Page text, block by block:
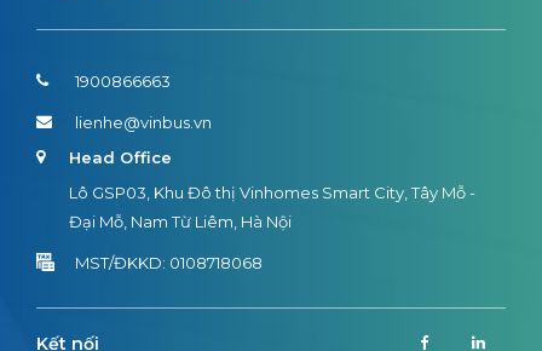
1900866663
lienhe@vinbus.vn
Head Office
Lô GSP03, Khu Đô thị Vinhomes Smart City, Tây Mỗ -
Đại Mỗ, Nam Từ Liêm, Hà Nội
MST/ĐKKD: 0108718068
Kết nối